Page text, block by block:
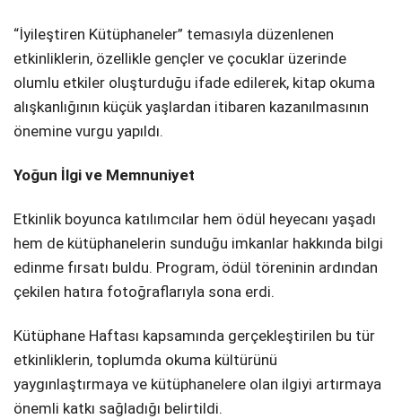
“İyileştiren Kütüphaneler” temasıyla düzenlenen
etkinliklerin, özellikle gençler ve çocuklar üzerinde
olumlu etkiler oluşturduğu ifade edilerek, kitap okuma
alışkanlığının küçük yaşlardan itibaren kazanılmasının
önemine vurgu yapıldı.
Yoğun İlgi ve Memnuniyet
Etkinlik boyunca katılımcılar hem ödül heyecanı yaşadı
hem de kütüphanelerin sunduğu imkanlar hakkında bilgi
edinme fırsatı buldu. Program, ödül töreninin ardından
çekilen hatıra fotoğraflarıyla sona erdi.
Kütüphane Haftası kapsamında gerçekleştirilen bu tür
etkinliklerin, toplumda okuma kültürünü
yaygınlaştırmaya ve kütüphanelere olan ilgiyi artırmaya
önemli katkı sağladığı belirtildi.